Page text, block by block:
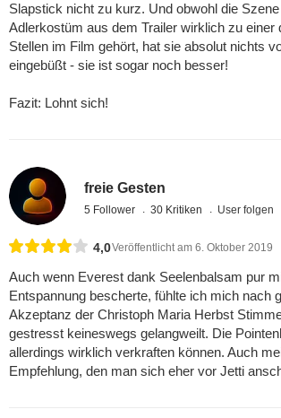
Slapstick nicht zu kurz. Und obwohl die
Adlerkostüm aus dem Trailer wirklich zu einer
Stellen im Film gehört, hat sie absolut nichts
eingebüßt - sie ist sogar noch besser!
Fazit: Lohnt sich!
freie Gesten
5 Follower 30 Kritiken User folgen
4,0Veröffentlicht am 6. Oktober 2019
Auch wenn Everest dank Seelenbalsam pur
Entspannung bescherte, fühlte ich mich nach
Akzeptanz der Christoph Maria Herbst
gestresst keineswegs gelangweilt. Die
allerdings wirklich verkraften können. Auch
Empfehlung, den man sich eher vor Jetti